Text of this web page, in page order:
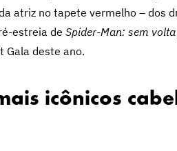
atriz no tapete vermelho – dos
estreia de Spider-Man: sem
Gala deste ano.
icônicos